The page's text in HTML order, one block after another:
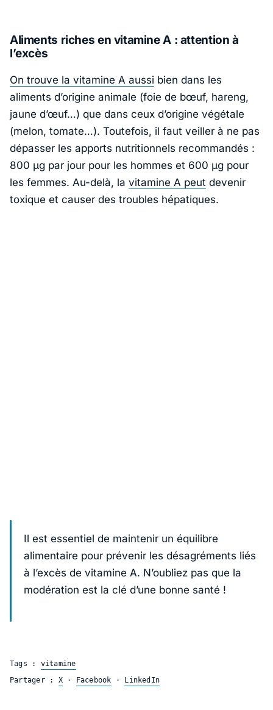
Aliments riches en vitamine A : attention à
l’excès
On trouve la vitamine A aussi bien dans les
aliments d’origine animale (foie de bœuf, hareng,
jaune d’œuf…) que dans ceux d’origine végétale
(melon, tomate…). Toutefois, il faut veiller à ne pas
dépasser les apports nutritionnels recommandés :
800 µg par jour pour les hommes et 600 µg pour
les femmes. Au-delà, la vitamine A peut devenir
toxique et causer des troubles hépatiques.
Il est essentiel de maintenir un équilibre
alimentaire pour prévenir les désagréments liés
à l’excès de vitamine A. N’oubliez pas que la
modération est la clé d’une bonne santé !
Tags : vitamine
Partager : X· Facebook · LinkedIn